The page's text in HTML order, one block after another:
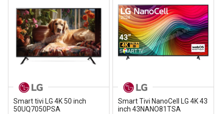
Smart tivi LG 4K 50 inch
50UQ7050PSA
Smart Tivi NanoCell LG 4K 43
inch 43NANO81TSA